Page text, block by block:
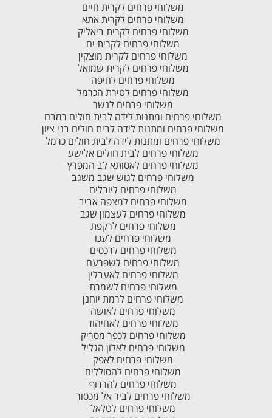
משלוחי פרחים לקרית חיים
משלוחי פרחים לקרית אתא
משלוחי פרחים לקרית ביאליק
משלוחי פרחים לקרית ים
משלוחי פרחים לקרית מוצקין
משלוחי פרחים לקרית שמואל
משלוחי פרחים לחיפה
משלוחי פרחים לטירת הכרמל
משלוחי פרחים לנשר
משלוחי פרחים ומתנות לידה לבית חולים רמבם
משלוחי פרחים ומתנות לידה לבית חולים בני ציון
משלוחי פרחים ומתנות לידה לבית חולים כרמל
משלוחי פרחים לבית חולים אלישע
משלוחי פרחים לאסותא לב המפרץ
משלוחי פרחים לגוש שגב משגב
משלוחי פרחים ליובלים
משלוחי פרחים למצפה אביב
משלוחי פרחים לעצמון שגב
משלוחי פרחים לרקפת
משלוחי פרחים לעכו
משלוחי פרחים לרכסים
משלוחי פרחים לשפרעם
משלוחי פרחים לאעבלין
משלוחי פרחים לשמרת
משלוחי פרחים לרמת יוחנן
משלוחי פרחים לאושה
משלוחי פרחים לאחיהוד
משלוחי פרחים לכפר מסריק
משלוחי פרחים לאלון הגליל
משלוחי פרחים לאפק
משלוחי פרחים להסוללים
משלוחי פרחים להרדוף
משלוחי פרחים לביר אל מכסור
משלוחי פרחים לטלאל